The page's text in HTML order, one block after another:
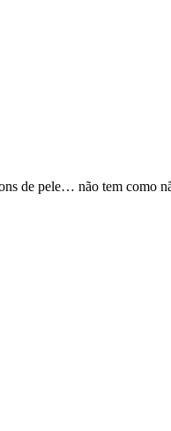
de pele… não tem como